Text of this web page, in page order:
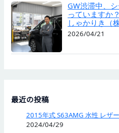
GW渋滞中、
っていますか
しゃかりき（
2026/04/21
最近の投稿
2015年式 S63AMG 水性 レザ
2024/04/29